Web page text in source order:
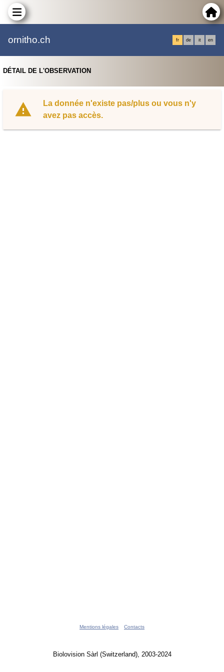
ornitho.ch fr de it en
DÉTAIL DE L'OBSERVATION
La donnée n'existe pas/plus ou vous n'y
avez pas accès.
Mentions légales Contacts
Biolovision Sàrl (Switzerland), 2003-2024